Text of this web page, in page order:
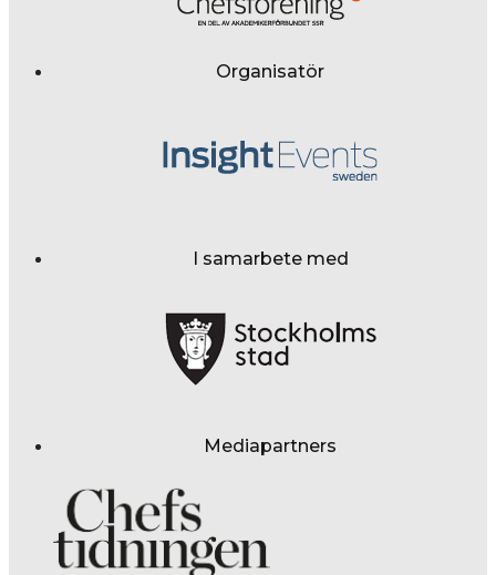
Organisatör
I samarbete med
Mediapartners